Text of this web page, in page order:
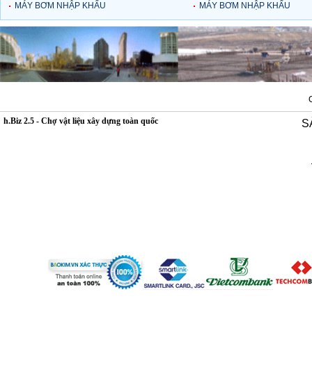
IR40-200C
IR40-125C
KHUYẾN MẠI GIÁ “SỐC” –
IR32-250B
KHUYẾN MẠI GIÁ “SỐC” –
NS95 DA/6
MÁY BƠM NHẬP KHẨU
KHUYẾN MẠI GIÁ “SỐC” –
NS95 C/8
MÁY BƠM NHẬP KHẨU
KHUYẾN MẠI GIÁ “SỐC” –
h.Biz 2.5 - Chợ vật liệu xây dựng toàn quốc